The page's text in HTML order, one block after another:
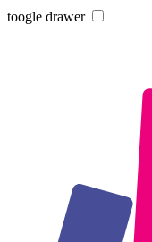
toogle drawer